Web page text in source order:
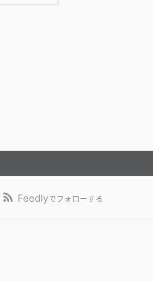
Feedlyでフォローする